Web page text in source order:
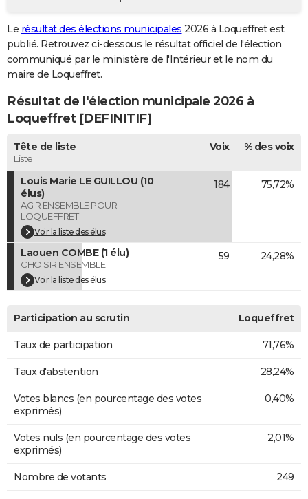
GUIDES D'ACHAT
BONS PLANS
CARTE DE VOEUX
Carte de Noël
Carte Bonne année
Carte Saint-Valentin
Carte Pâques
Carte d'anniversaire
DICTIONNAIRE
Dictionnaire
Biographies
Citations
Expressions
Proverbes
PROGRAMME TV
COPAINS D'AVANT
S'inscrire
Se connecter
Lycées
Collèges
Primaires
Universités
Entreprises
Service militaire
Avis de recherche
AVIS DE DÉCÈS
FORUM
Bricolage
Lifestyle
Culture
Sport
Auto
Television
Voyage
Cinema
Le résultat des élections municipales 2026 à Loqueffret est
publié. Retrouvez ci-dessous le résultat officiel de l'élection
communiqué par le ministère de l'Intérieur et le nom du
maire de Loqueffret.
Résultat de l'élection municipale 2026 à
Loqueffret [DEFINITIF]
Tête de liste
Liste
Voix % des voix
Louis Marie LE GUILLOU (10
élus)
AGIR ENSEMBLE POUR
LOQUEFFRET
Voir la liste des élus
184 75,72%
Laouen COMBE (1 élu)
CHOISIR ENSEMBLE
Voir la liste des élus
59 24,28%
Participation au scrutin Loqueffret
Taux de participation 71,76%
Taux d'abstention 28,24%
Votes blancs (en pourcentage des votes
exprimés)
0,40%
Votes nuls (en pourcentage des votes
exprimés)
2,01%
Nombre de votants 249